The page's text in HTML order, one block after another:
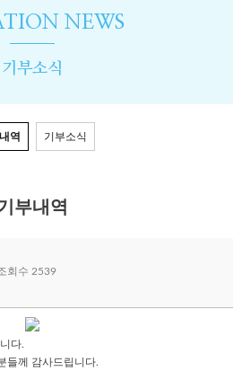
NEWS
기부소식
역 기부소식
부내역
회수 2539
다.
들께 감사드립니다.